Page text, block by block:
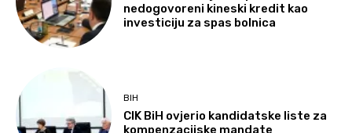
nedogovoreni kineski kredit kao
investiciju za spas bolnica
BIH
CIK BiH ovjerio kandidatske liste za
kompenzacijske mandate